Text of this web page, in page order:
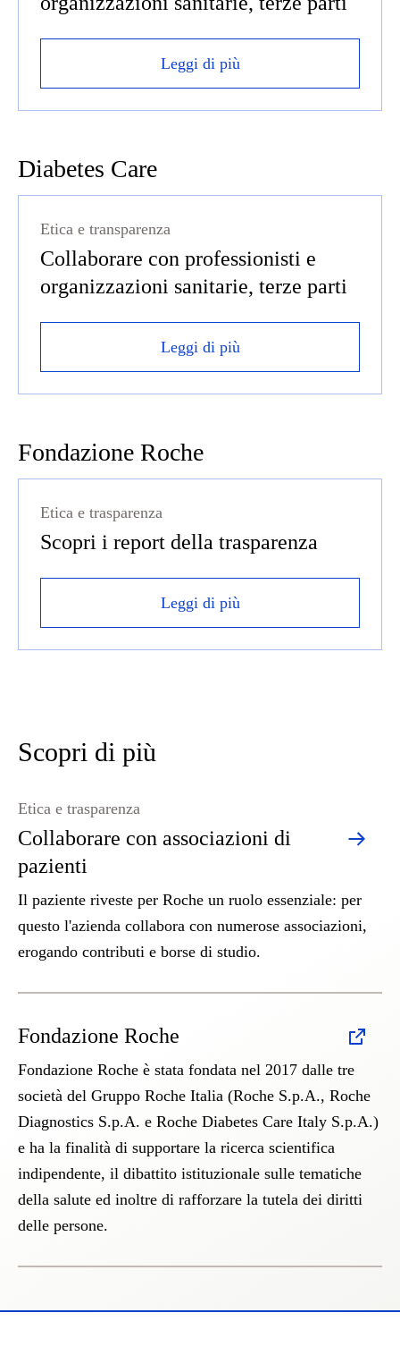
Leggi di più
Diabetes Care
Collaborare con professionisti e
organizzazioni sanitarie, terze parti
Etica e transparenza
Leggi di più
Fondazione Roche
Scopri i report della trasparenza
Etica e trasparenza
Leggi di più
Scopri di più
Collaborare con associazioni di
pazienti
Etica e trasparenza
Il paziente riveste per Roche un ruolo essenziale: per
questo l'azienda collabora con numerose associazioni,
erogando contributi e borse di studio.
Fondazione Roche
Fondazione Roche è stata fondata nel 2017 dalle tre
società del Gruppo Roche Italia (Roche S.p.A., Roche
Diagnostics S.p.A. e Roche Diabetes Care Italy S.p.A.)
e ha la finalità di supportare la ricerca scientifica
indipendente, il dibattito istituzionale sulle tematiche
della salute ed inoltre di rafforzare la tutela dei diritti
delle persone.